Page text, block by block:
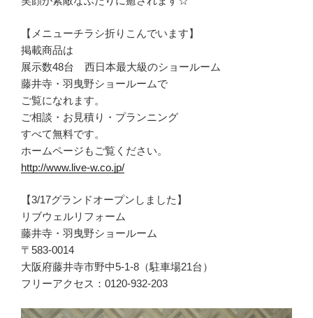
【メニューチラシ折りこんでいます】
掲載商品は
展示数48台 西日本最大級のショールーム
藤井寺・羽曳野ショールームで
ご覧になれます。
ご相談・お見積り・プランニング
すべて無料です。
ホームページもご覧ください。
http://www.live-w.co.jp/
【3/17グランドオープンしました】
リブウェルリフォーム
藤井寺・羽曳野ショールーム
〒583-0014
大阪府藤井寺市野中5-1-8（駐車場21台）
フリーアクセス：0120-932-203